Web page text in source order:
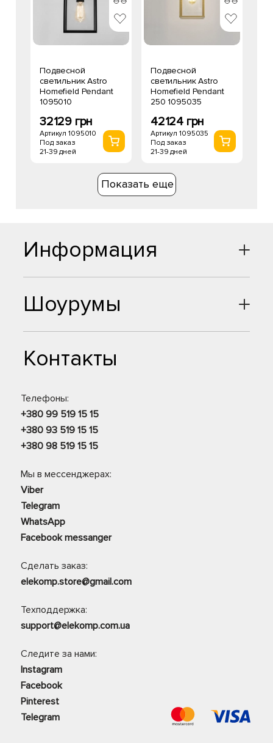
Подвесной
светильник Astro
Homefield Pendant
1095010
32129 грн
Артикул 1095010
Под заказ
21-39 дней
Подвесной
светильник Astro
Homefield Pendant
250 1095035
42124 грн
Артикул 1095035
Под заказ
21-39 дней
Показать еще
Шоурумы
Контакты
Телефоны:
+380 99 519 15 15
+380 93 519 15 15
+380 98 519 15 15
Мы в мессенджерах:
Viber
Telegram
WhatsApp
Facebook messanger
Сделать заказ:
elekomp.store@gmail.com
Техподдержка:
support@elekomp.com.ua
Следите за нами:
Instagram
Facebook
Pinterest
Telegram
Информация